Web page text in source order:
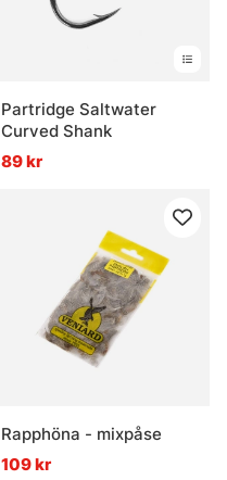
Partridge Saltwater
Curved Shank
89 kr
Rapphöna - mixpåse
109 kr